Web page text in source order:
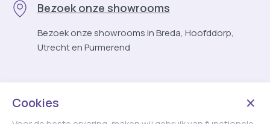
Bezoek onze showrooms
Bezoek onze showrooms in Breda, Hoofddorp,
Utrecht en Purmerend
Cookies